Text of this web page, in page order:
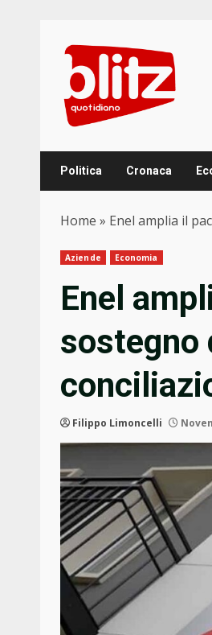
content
Politica Cronaca
Home » Enel amplia il
Aziende Economia
Enel
sostegno
Filippo Limoncelli